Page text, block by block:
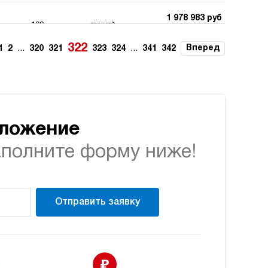
1 978 983 руб
100 ручной
1 978 983 руб
ручной
2 ... 320 321 322 323 324 ... 341 342 Вперед
форму ниже!
Отправить заявку